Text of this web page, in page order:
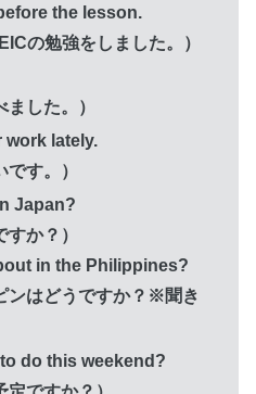
the lesson.
の勉強をしました。）
ました。）
work lately.
です。）
Japan?
すか？）
in the Philippines?
ンはどうですか？※聞き
do this weekend?